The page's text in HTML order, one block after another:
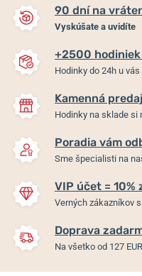
90 dní na
Vyskúšate a uvidíte
+2500
Hodinky do 24h u vás
Kamenná
Hodinky na sklade si
Poradia vám
Sme špecialisti na
VIP účet = 10%
Verných zákazníkov
Doprava
Na všetko od 127 EUR